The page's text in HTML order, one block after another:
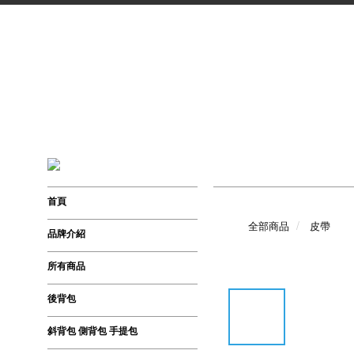
首頁
品牌介紹
所有商品
後背包
斜背包 側背包 手提包
全部商品 皮帶